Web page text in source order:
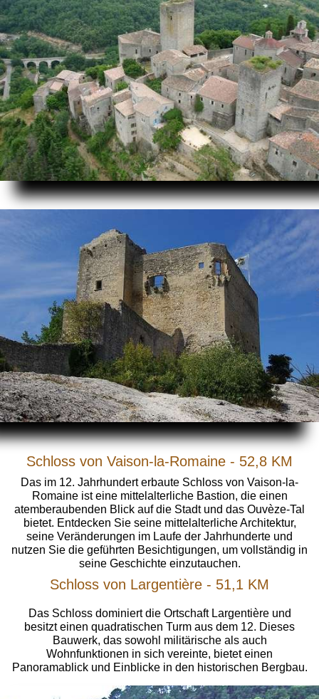
Schloss von Vaison-la-Romaine - 52,8 KM
Das im 12. Jahrhundert erbaute Schloss von Vaison-la-
Romaine ist eine mittelalterliche Bastion, die einen
atemberaubenden Blick auf die Stadt und das Ouvèze-Tal
bietet. Entdecken Sie seine mittelalterliche Architektur,
seine Veränderungen im Laufe der Jahrhunderte und
nutzen Sie die geführten Besichtigungen, um vollständig in
seine Geschichte einzutauchen.
Schloss von Largentière - 51,1 KM
Das Schloss dominiert die Ortschaft Largentière und
besitzt einen quadratischen Turm aus dem 12. Dieses
Bauwerk, das sowohl militärische als auch
Wohnfunktionen in sich vereinte, bietet einen
Panoramablick und Einblicke in den historischen Bergbau.